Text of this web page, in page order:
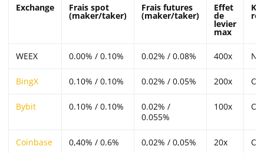
Exchange Frais spot
(maker/taker)
Frais futures
(maker/taker)
Effet
de
levier
max
WEEX 0.00% / 0.10% 0.02% / 0.08% 400x
BingX 0.10% / 0.10% 0.02% / 0.05% 200x
Bybit 0.10% / 0.10%
0.02% /
0.055%
100x
Coinbase 0,40% / 0.6% 0,02% / 0,05% 20x